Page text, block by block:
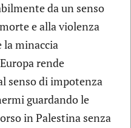
da un senso
e alla violenza
la minaccia
rende
senso di impotenza
guardando le
in Palestina senza